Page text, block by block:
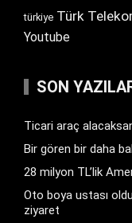
türkiye Türk
Youtube
SON
Ticari araç
Bir gören bir daha
28 milyon TL’lik
Oto boya ustası
ziyaret